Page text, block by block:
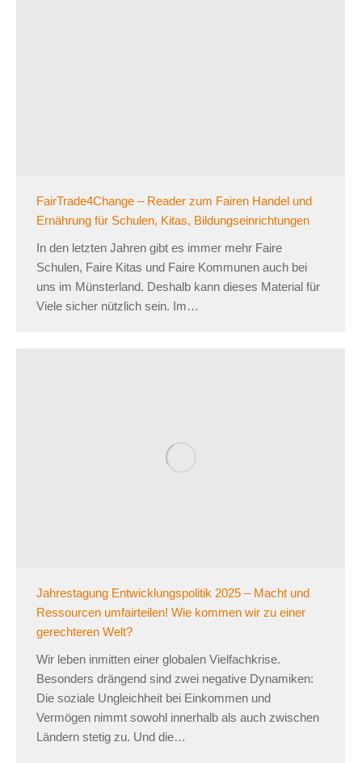
FairTrade4Change – Reader zum Fairen Handel und
Ernährung für Schulen, Kitas, Bildungseinrichtungen
In den letzten Jahren gibt es immer mehr Faire
Schulen, Faire Kitas und Faire Kommunen auch bei
uns im Münsterland. Deshalb kann dieses Material für
Viele sicher nützlich sein. Im…
Jahrestagung Entwicklungspolitik 2025 – Macht und
Ressourcen umfairteilen! Wie kommen wir zu einer
gerechteren Welt?
Wir leben inmitten einer globalen Vielfachkrise.
Besonders drängend sind zwei negative Dynamiken:
Die soziale Ungleichheit bei Einkommen und
Vermögen nimmt sowohl innerhalb als auch zwischen
Ländern stetig zu. Und die…